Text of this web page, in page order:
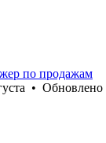
по продажам
• Обновлено